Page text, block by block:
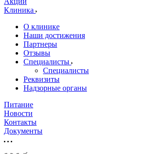
Клиника
О клинике
Наши достижения
Партнеры
Отзывы
Специалисты
Специалисты
Реквизиты
Надзорные органы
Питание
Новости
Контакты
Документы